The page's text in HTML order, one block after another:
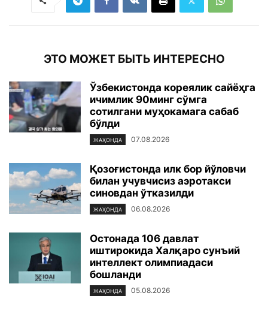
ЭТО МОЖЕТ БЫТЬ ИНТЕРЕСНО
Ўзбекистонда кореялик сайёҳга
ичимлик 90минг сўмга
сотилгани муҳокамага сабаб
бўлди
ЖАҲОНДА 07.08.2026
Қозоғистонда илк бор йўловчи
билан учувчисиз аэротакси
синовдан ўтказилди
ЖАҲОНДА 06.08.2026
Остонада 106 давлат
иштирокида Халқаро сунъий
интеллект олимпиадаси
бошланди
ЖАҲОНДА 05.08.2026